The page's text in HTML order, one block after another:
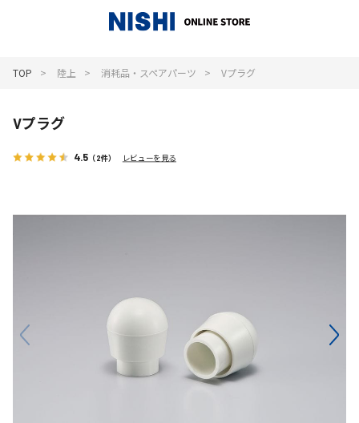
TOP 陸上 消耗品・スペアパーツ Vプラグ
Vプラグ
4.5 （2件） レビューを見る